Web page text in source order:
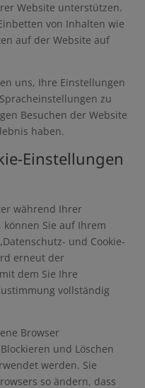
Website unterstützen.
von Inhalten wie
auf der Website auf
uns, Ihre Einstellungen
zu
Besuchen der Website
haben.
Einstellungen
während Ihrer
Sie auf Ihrem
und Cookie-
erneut der
dem Sie Ihre
vollständig
Browser
und Löschen
werden. Sie
so ändern, dass